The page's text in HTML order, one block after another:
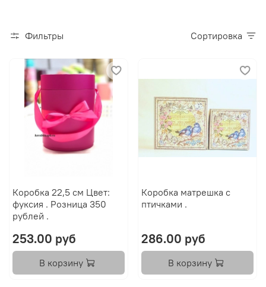
Фильтры Сортировка
Коробка 22,5 см Цвет:
фуксия . Розница 350
рублей .
253.00 руб
В корзину
Коробка матрешка с
птичками .
286.00 руб
В корзину